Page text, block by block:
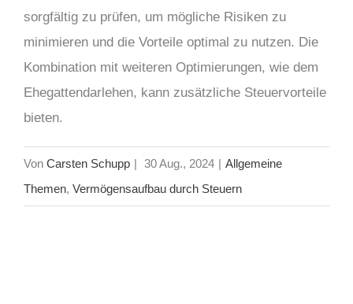
sorgfältig zu prüfen, um mögliche Risiken zu
minimieren und die Vorteile optimal zu nutzen. Die
Kombination mit weiteren Optimierungen, wie dem
Ehegattendarlehen, kann zusätzliche Steuervorteile
bieten.
Von Carsten Schupp | 30 Aug., 2024 | Allgemeine
Themen, Vermögensaufbau durch Steuern